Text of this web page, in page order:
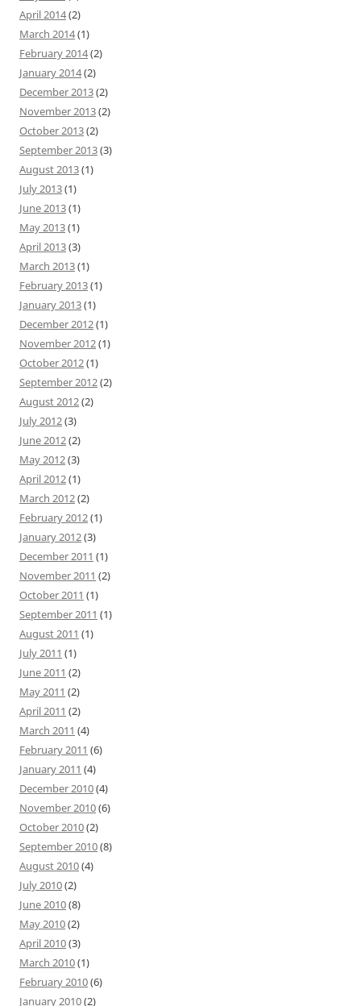
April 2014(2)
March 2014(1)
February 2014(2)
January 2014(2)
December 2013(2)
November 2013(2)
October 2013(2)
September 2013(3)
August 2013(1)
July 2013(1)
June 2013(1)
May 2013(1)
April 2013(3)
March 2013(1)
February 2013(1)
January 2013(1)
December 2012(1)
November 2012(1)
October 2012(1)
September 2012(2)
August 2012(2)
July 2012(3)
June 2012(2)
May 2012(3)
April 2012(1)
March 2012(2)
February 2012(1)
January 2012(3)
December 2011 (1)
November 2011 (2)
October 2011 (1)
September 2011 (1)
August 2011 (1)
July 2011 (1)
June 2011 (2)
May 2011 (2)
April 2011 (2)
March 2011 (4)
February 2011 (6)
January 2011 (4)
December 2010(4)
November 2010(6)
October 2010(2)
September 2010(8)
August 2010(4)
July 2010(2)
June 2010(8)
May 2010(2)
April 2010(3)
March 2010(1)
February 2010(6)
January 2010(2)